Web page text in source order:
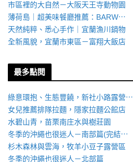
市區裡的大自然－大阪天王寺動物園
薄荷島｜超美味餐廳推薦：BARW⋯
天然純粹、悉心手作｜宜蘭漁川鍋物
全新風貌，宜蘭市東區－富翔大飯店
最多點閱
綠意環抱、生態豐饒，新社小路露營⋯
女兒推薦排隊拉麵，隱家拉麵公館店
水碧山青，苗栗南庄水與樹莊園
冬季的沖繩也很迷人－南部篇(完結⋯
杉木森林與雲海，牧羊小豆子露營區
冬季的沖繩也很迷人－北部篇